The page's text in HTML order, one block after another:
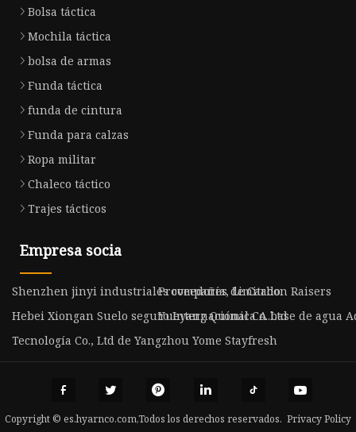
Bolsa táctica
Mochila táctica
bolsa de armas
Funda táctica
funda de cintura
Funda para calzas
Ropa militar
Chaleco táctico
Trajes tácticos
Empresa socia
Shenzhen jinyi industriales compañía, Limitado.
Proveedores de Carbon Raisers
Hebei Xiongan Suelo seguro Internacional Co..Ltd
Yueyang Química A base de agua
Tecnología Co., Ltd de Yangzhou Yome Stayfresh
Copyright © es.hyarnco.com,Todos los derechos reservados. Privacy Policy